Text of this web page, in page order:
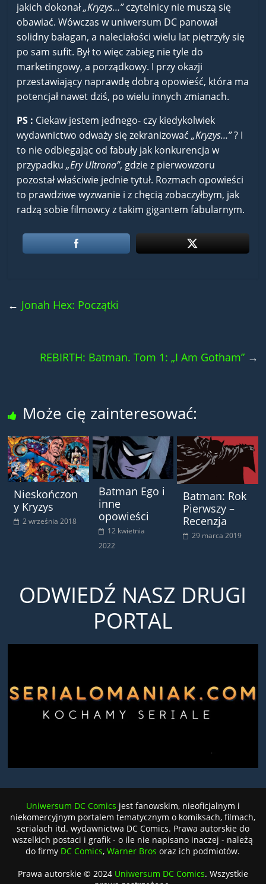
jakich dokonał„Kryzys…”czytelnicy nie muszą się
obawiać. Wówczas w uniwersum DC panował
solidny bałagan, a naleciałości wielu lat piętrzyły się
po sam sufit. Był to więc zabieg nie tyle do
marketingowy, a porządkowy. I przy okazji
przestawiający naprawdę dobrą opowieść, która ma
potencjał nawet dziś, po wielu innych zmianach.
PS : Ciekaw jestem jednego- czy kiedykolwiek
wydawnictwo odważy się zekranizować„Kryzys…”? I
to nie odbiegając od fabuły jak konkurencja w
przypadku „Ery Ultrona”, gdzie z pierwowzoru
pozostał właściwie jednie tytuł. Rozmach opowieści
to prawdziwe wyzwanie i z chęcią zobaczyłbym, jak
radzą sobie filmowcy z takim gigantem fabularnym.
← Jonah Hex: Początki
REBIRTH: Batman. Tom 1: „I Am Gotham” →
Może cię zainteresować:
Nieskończon
y Kryzys
2 września 2018
Batman Ego i
inne
opowieści
12 kwietnia
2022
Batman: Rok
Pierwszy –
Recenzja
29 marca 2019
ODWIEDŹ NASZ DRUGI
PORTAL
Uniwersum DC Comics jest fanowskim, nieoficjalnym i
niekomercyjnym portalem tematycznym o komiksach, filmach,
serialach itd. wydawnictwa DC Comics. Prawa autorskie do
wszelkich postaci i grafik - o ile nie napisano inaczej - należą
do firmy DC Comics,Warner Bros oraz ich podmiotów.
Prawa autorskie © 2024 Uniwersum DC Comics. Wszystkie